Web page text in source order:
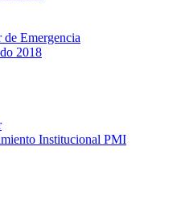
Emergencia
2018
Institucional PMI